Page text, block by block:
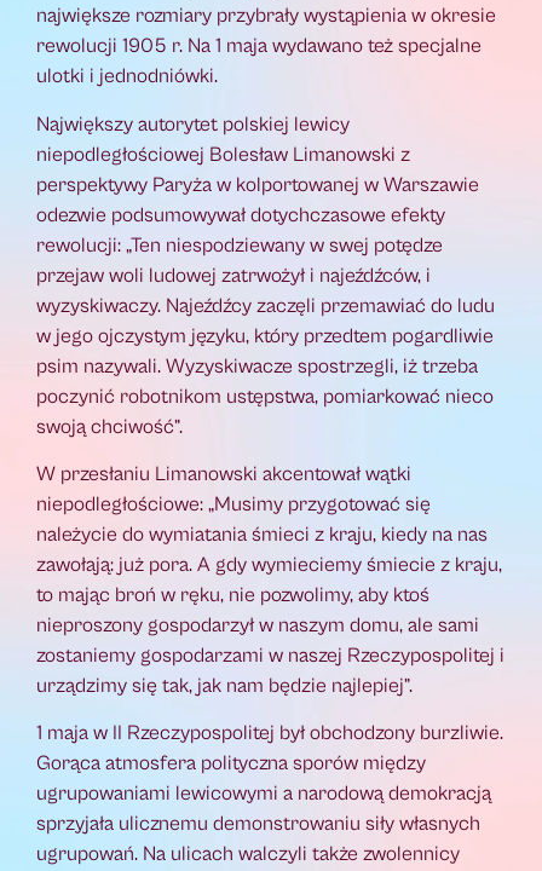
największe rozmiary przybrały wystąpienia w okresie
rewolucji 1905 r. Na 1 maja wydawano też specjalne
ulotki i jednodniówki.
Największy autorytet polskiej lewicy
niepodległościowej Bolesław Limanowski z
perspektywy Paryża w kolportowanej w Warszawie
odezwie podsumowywał dotychczasowe efekty
rewolucji: „Ten niespodziewany w swej potędze
przejaw woli ludowej zatrwożył i najeźdźców, i
wyzyskiwaczy. Najeźdźcy zaczęli przemawiać do ludu
w jego ojczystym języku, który przedtem pogardliwie
psim nazywali. Wyzyskiwacze spostrzegli, iż trzeba
poczynić robotnikom ustępstwa, pomiarkować nieco
swoją chciwość”.
W przesłaniu Limanowski akcentował wątki
niepodległościowe: „Musimy przygotować się
należycie do wymiatania śmieci z kraju, kiedy na nas
zawołają: już pora. A gdy wymieciemy śmiecie z kraju,
to mając broń w ręku, nie pozwolimy, aby ktoś
nieproszony gospodarzył w naszym domu, ale sami
zostaniemy gospodarzami w naszej Rzeczypospolitej i
urządzimy się tak, jak nam będzie najlepiej”.
1 maja w II Rzeczypospolitej był obchodzony burzliwie.
Gorąca atmosfera polityczna sporów między
ugrupowaniami lewicowymi a narodową demokracją
sprzyjała ulicznemu demonstrowaniu siły własnych
ugrupowań. Na ulicach walczyli także zwolennicy